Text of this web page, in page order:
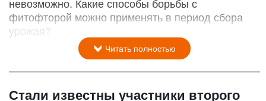
невозможно. Какие способы борьбы с
фитофторой можно применять в период сбора
урожая?
Читать полностью
Стали известны участники второго